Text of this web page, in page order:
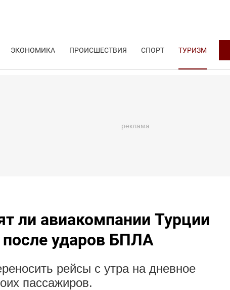
ЭКОНОМИКА ПРОИСШЕСТВИЯ СПОРТ ТУРИЗМ
ли авиакомпании Турции
ударов БПЛА
рейсы с утра на дневное
пассажиров.